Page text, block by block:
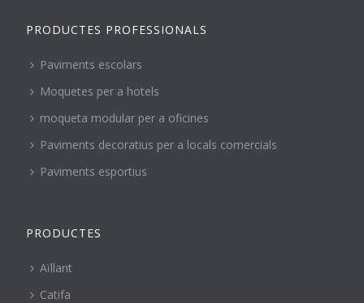
PRODUCTES PROFESSIONALS
Paviments escolars
Moquetes per a hotels
moqueta modular per a oficines
Paviments decoratius per a locals comercials
Paviments esportius
PRODUCTES
Aïllant
Catifa